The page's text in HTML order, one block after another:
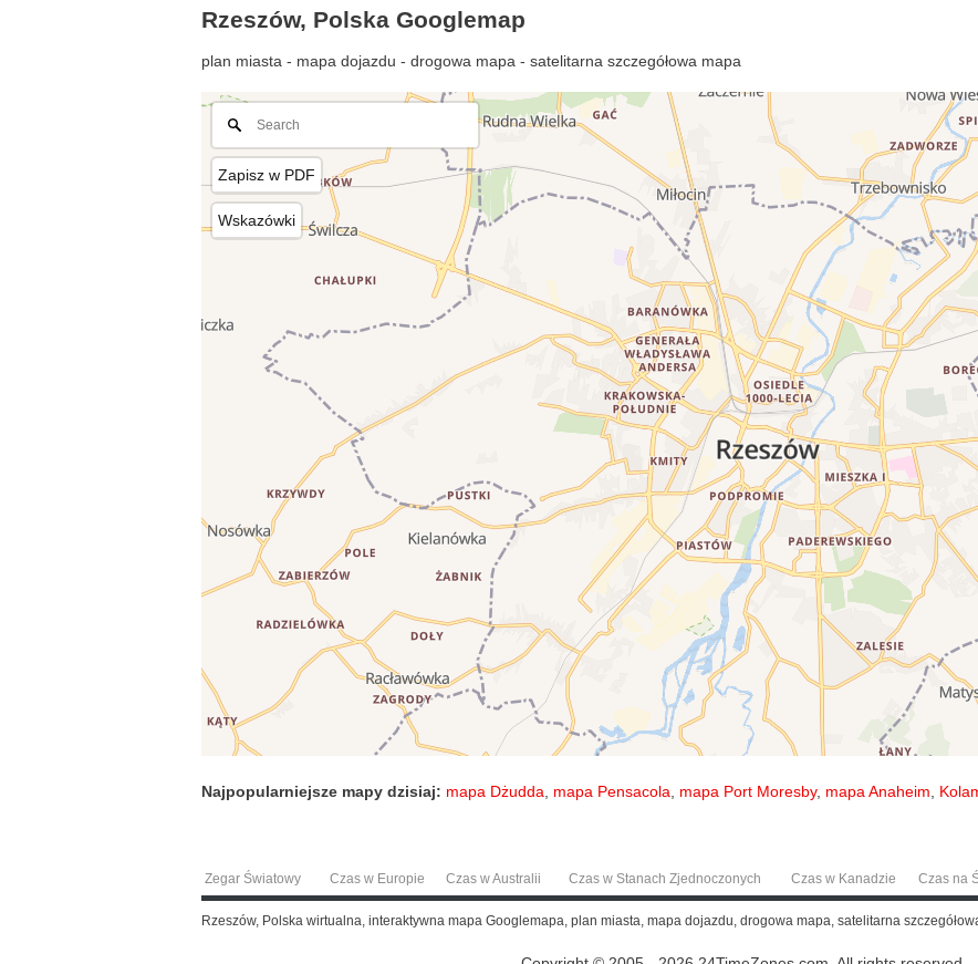
Rzeszów, Polska Googlemap
plan miasta - mapa dojazdu - drogowa mapa - satelitarna szczegółowa mapa
Zapisz w PDF
Wskazówki
Najpopularniejsze mapy dzisiaj: mapa Dżudda mapa Pensacola mapa Port Moresby, mapa Anaheim
Zegar Światowy Czas w Europie Czas w Australii Czas w Stanach Zjednoczonych Czas w Kanadzie Czas na
Rzeszów, Polska wirtualna, interaktywna mapa Googlemapa, plan miasta, mapa dojazdu, drogowa mapa, satelitarna